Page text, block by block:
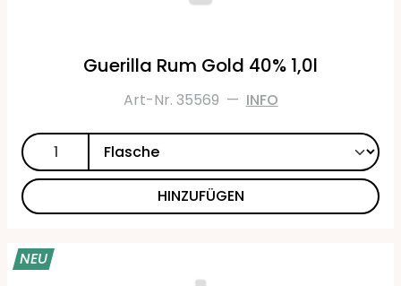
Guerilla Rum Gold 40% 1,0l
Art-Nr. 35569 — INFO
HINZUFÜGEN
NEU